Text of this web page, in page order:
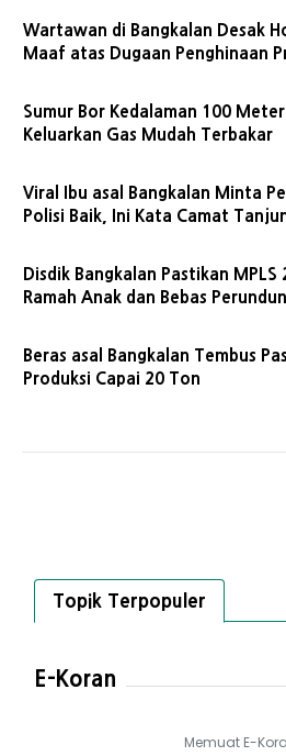
Wartawan di Bangkalan Desak
Maaf atas Dugaan Penghinaan
Sumur Bor Kedalaman 100
Keluarkan Gas Mudah Terbakar
Viral Ibu asal Bangkalan Minta
Polisi Baik, Ini Kata Camat
Disdik Bangkalan Pastikan MPLS
Ramah Anak dan Bebas
Beras asal Bangkalan Tembus
Produksi Capai 20 Ton
Topik Terpopuler
E-Koran
Memuat E-